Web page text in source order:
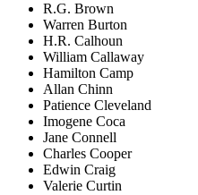
R.G. Brown
Warren Burton
H.R. Calhoun
William Callaway
Hamilton Camp
Allan Chinn
Patience Cleveland
Imogene Coca
Jane Connell
Charles Cooper
Edwin Craig
Valerie Curtin